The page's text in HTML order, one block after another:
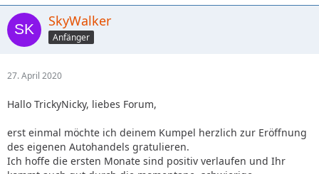
SkyWalker
Anfänger
27. April 2020
Hallo TrickyNicky, liebes Forum,
erst einmal möchte ich deinem Kumpel herzlich zur Eröffnung
des eigenen Autohandels gratulieren.
Ich hoffe die ersten Monate sind positiv verlaufen und Ihr